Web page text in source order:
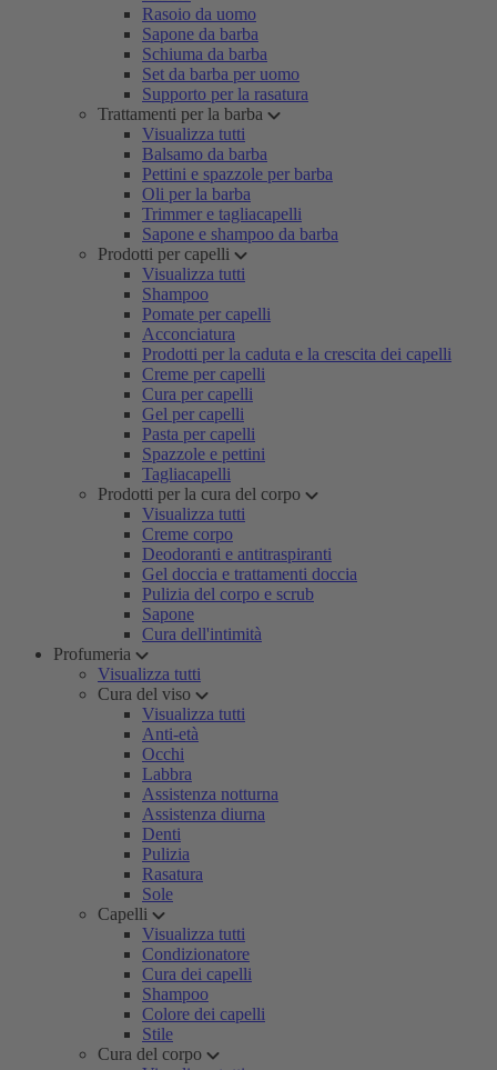
Rasoio da uomo
Sapone da barba
Schiuma da barba
Set da barba per uomo
Supporto per la rasatura
Trattamenti per la barba
Visualizza tutti
Balsamo da barba
Pettini e spazzole per barba
Oli per la barba
Trimmer e tagliacapelli
Sapone e shampoo da barba
Prodotti per capelli
Visualizza tutti
Shampoo
Pomate per capelli
Acconciatura
Prodotti per la caduta e la crescita dei capelli
Creme per capelli
Cura per capelli
Gel per capelli
Pasta per capelli
Spazzole e pettini
Tagliacapelli
Prodotti per la cura del corpo
Visualizza tutti
Creme corpo
Deodoranti e antitraspiranti
Gel doccia e trattamenti doccia
Pulizia del corpo e scrub
Sapone
Cura dell'intimità
Profumeria
Visualizza tutti
Cura del viso
Visualizza tutti
Anti-età
Occhi
Labbra
Assistenza notturna
Assistenza diurna
Denti
Pulizia
Rasatura
Sole
Capelli
Visualizza tutti
Condizionatore
Cura dei capelli
Shampoo
Colore dei capelli
Stile
Cura del corpo